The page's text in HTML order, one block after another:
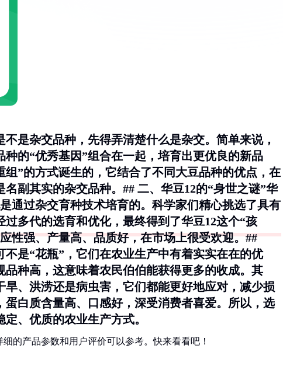
是杂交品种，先得弄清楚什么是杂交。简单来说，
的“优秀基因”组合在一起，培育出更优良的新品
”的方式诞生的，它结合了不同大豆品种的优点，在
副其实的杂交品种。## 二、华豆12的“身世之谜”华
通过杂交育种技术培育的。科学家们精心挑选了具有
多代的选育和优化，最终得到了华豆12这个“孩
性强、产量高、品质好，在市场上很受欢迎。##
是“花瓶”，它们在农业生产中有着实实在在的优
种高，这意味着农民伯伯能获得更多的收成。其
、洪涝还是病虫害，它们都能更好地应对，减少损
白质含量高、口感好，深受消费者喜爱。所以，选
、优质的农业生产方式。
的产品参数和用户评价可以参考。快来看看吧！